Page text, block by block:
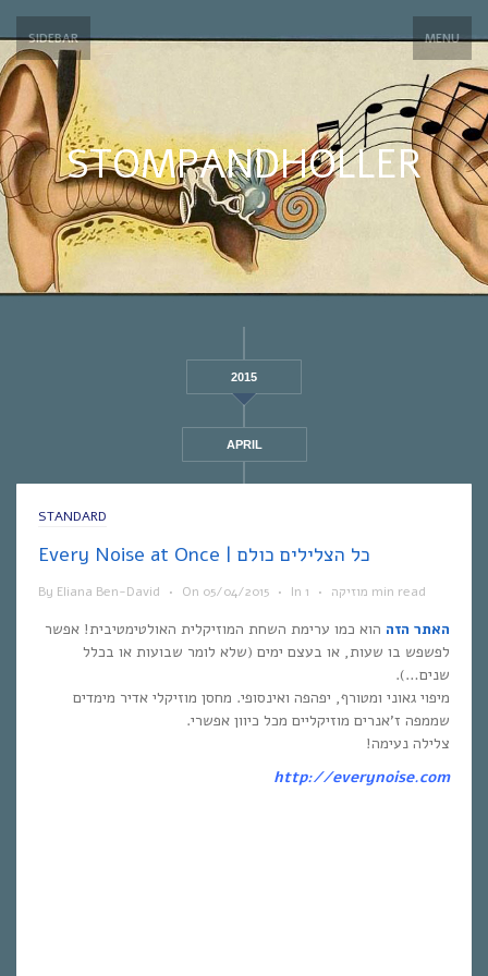
SIDEBAR MENU
STOMPANDHOLLER
2015
APRIL
STANDARD
Every Noise at Once | כל הצלילים כולם
By Eliana Ben-David • On 05/04/2015 • In מוזיקה • 1 min read
האתר הזה הוא כמו ערימת השחת המוזיקלית האולטימטיבית! אפשר
לפשפש בו שעות, או בעצם ימים (שלא לומר שבועות או בכלל
שנים…).
מיפוי גאוני ומטורף, יפהפה ואינסופי. מחסן מוזיקלי אדיר מימדים
שממפה ז’אנרים מוזיקליים מכל כיוון אפשרי.
צלילה נעימה!
http://everynoise.com